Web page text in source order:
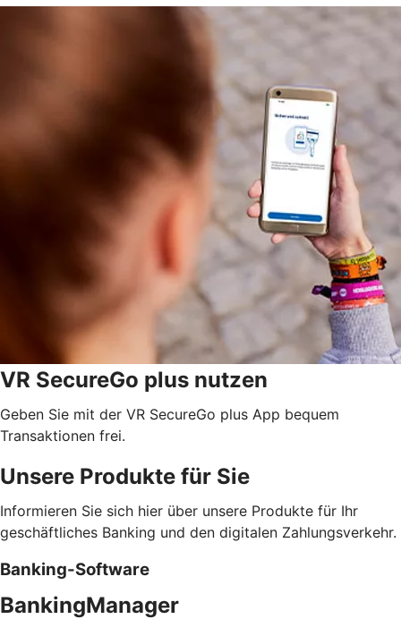
VR SecureGo plus nutzen
Geben Sie mit der VR SecureGo plus App bequem
Transaktionen frei.
Unsere Produkte für Sie
Informieren Sie sich hier über unsere Produkte für Ihr
geschäftliches Banking und den digitalen Zahlungsverkehr.
Banking-Software
BankingManager